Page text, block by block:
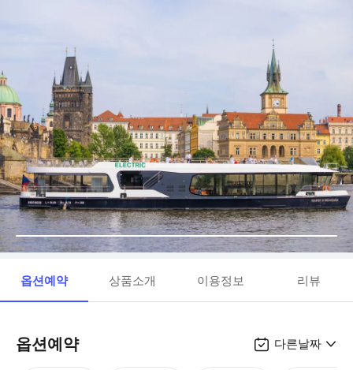
옵션예약 상품소개 이용정보 리뷰
옵션예약 다른날짜